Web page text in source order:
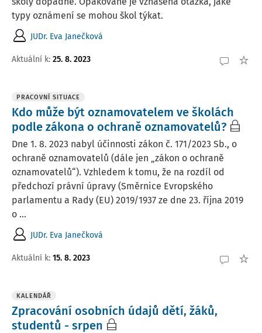
typy oznámení se mohou škol týkat.
JUDr. Eva Janečková
Aktuální k: 25. 8. 2023
PRACOVNÍ SITUACE
Kdo může být oznamovatelem ve školách
podle zákona o ochraně oznamovatelů?
Dne 1. 8. 2023 nabyl účinnosti zákon č. 171/2023 Sb., o
ochraně oznamovatelů (dále jen „zákon o ochraně
oznamovatelů“). Vzhledem k tomu, že na rozdíl od
předchozí právní úpravy (Směrnice Evropského
parlamentu a Rady (EU) 2019/1937 ze dne 23. října 2019
o ...
JUDr. Eva Janečková
Aktuální k: 15. 8. 2023
KALENDÁŘ
Zpracování osobních údajů dětí, žáků,
studentů - srpen